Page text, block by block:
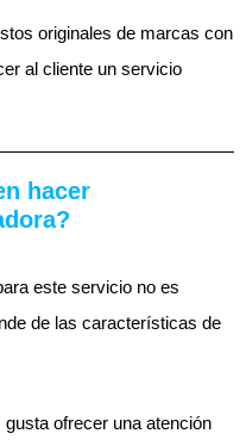
originales de marcas con
al cliente un servicio
hacer
este servicio no es
de las características de
ofrecer una atención